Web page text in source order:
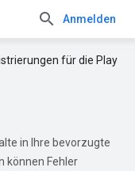
Anmelden
für die Play
in Ihre bevorzugte
können Fehler